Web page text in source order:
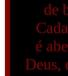
de
é
Deus,